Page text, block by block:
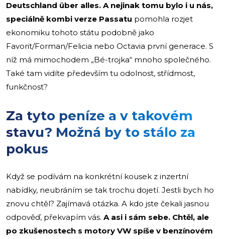
Deutschland über alles. A nejinak tomu bylo i u nás,
speciálně kombi verze Passatu pomohla rozjet
ekonomiku tohoto státu podobně jako
Favorit/Forman/Felicia nebo Octavia první generace. S
níž má mimochodem „Bé-trojka“ mnoho společného.
Také tam vidíte především tu odolnost, střídmost,
funkčnost?
Za tyto peníze a v takovém
stavu? Možná by to stálo za
pokus
Když se podívám na konkrétní kousek z inzertní
nabídky, neubráním se tak trochu dojetí. Jestli bych ho
znovu chtěl? Zajímavá otázka. A kdo jste čekali jasnou
odpověď, překvapím vás. A asi i sám sebe. Chtěl, ale
po zkušenostech s motory VW spíše v benzínovém